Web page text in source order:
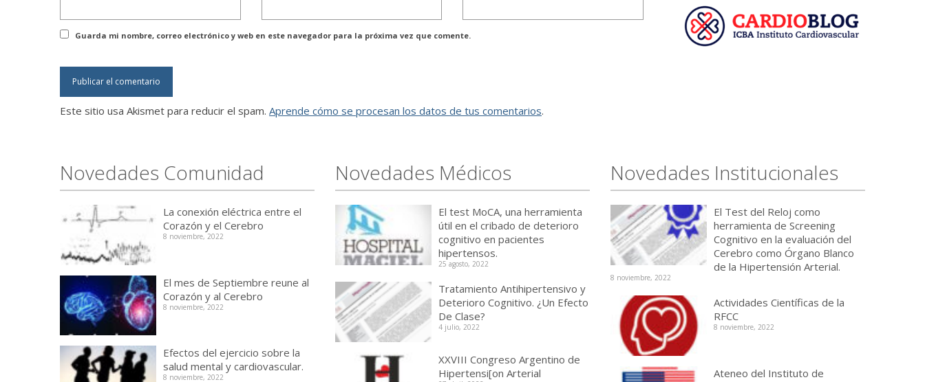
Guarda mi nombre, correo electrónico y web en este navegador para la próxima vez que comente.
Este sitio usa Akismet para reducir el spam. Aprende cómo se procesan los datos de tus comentarios.
Novedades Comunidad
La conexión eléctrica entre el
Corazón y el Cerebro
8 noviembre, 2022
El mes de Septiembre reune al
Corazón y al Cerebro
8 noviembre, 2022
Efectos del ejercicio sobre la
salud mental y cardiovascular.
8 noviembre, 2022
Novedades Médicos
El test MoCA, una herramienta
útil en el cribado de deterioro
cognitivo en pacientes
hipertensos.
25 agosto, 2022
Tratamiento Antihipertensivo y
Deterioro Cognitivo. ¿Un Efecto
De Clase?
4 julio, 2022
XXVIII Congreso Argentino de
Hipertensi[on Arterial
Novedades Institucionales
El Test del Reloj como
herramienta de Screening
Cognitivo en la evaluación del
Cerebro como Órgano Blanco
de la Hipertensión Arterial.
8 noviembre, 2022
Actividades Científicas de la
RFCC
8 noviembre, 2022
Ateneo del Instituto de